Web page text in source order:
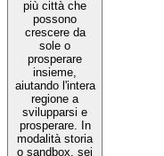
più città che
possono
crescere da
sole o
prosperare
insieme,
aiutando l'intera
regione a
svilupparsi e
prosperare. In
modalità storia
o sandbox, sei